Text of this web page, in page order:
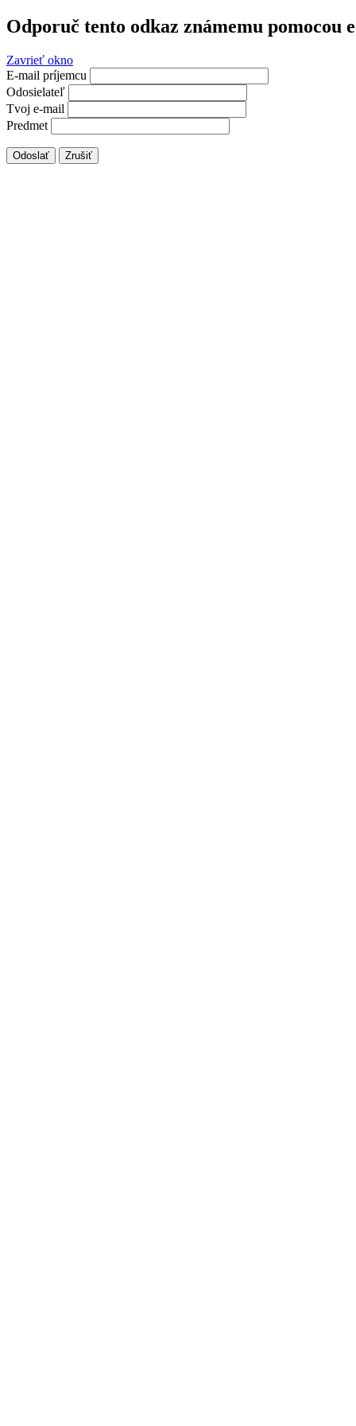
Odporuč tento odkaz známemu pomocou
Zavrieť okno
E-mail príjemcu
Odosielateľ
Tvoj e-mail
Predmet
Odoslať Zrušiť